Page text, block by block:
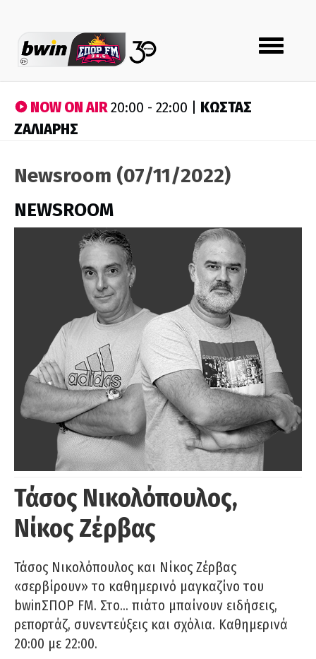
Toggle
navigation
NOW ON AIR20:00 - 22:00 | ΚΩΣΤΑΣ
ΖΑΛΙΑΡΗΣ
Newsroom (07/11/2022)
NEWSROOM
Τάσος Νικολόπουλος,
Νίκος Ζέρβας
Τάσος Νικολόπουλος και Νίκος Ζέρβας
«σερβίρουν» το καθημερινό μαγκαζίνο του
bwinΣΠΟΡ FM. Στο… πιάτο μπαίνουν ειδήσεις,
ρεπορτάζ, συνεντεύξεις και σχόλια. Καθημερινά
20:00 με 22:00.